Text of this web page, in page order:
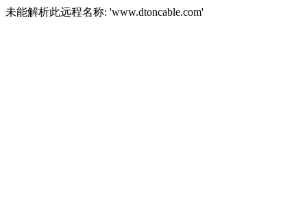
未能解析此远程名称: 'www.dtoncable.com'